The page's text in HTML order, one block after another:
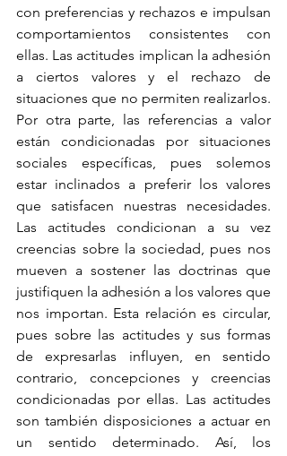
con preferencias y rechazos e impulsan
comportamientos consistentes con
ellas. Las actitudes implican la adhesión
a ciertos valores y el rechazo de
situaciones que no permiten realizarlos.
Por otra parte, las referencias a valor
están condicionadas por situaciones
sociales específicas, pues solemos
estar inclinados a preferir los valores
que satisfacen nuestras necesidades.
Las actitudes condicionan a su vez
creencias sobre la sociedad, pues nos
mueven a sostener las doctrinas que
justifiquen la adhesión a los valores que
nos importan. Esta relación es circular,
pues sobre las actitudes y sus formas
de expresarlas influyen, en sentido
contrario, concepciones y creencias
condicionadas por ellas. Las actitudes
son también disposiciones a actuar en
un sentido determinado. Así, los